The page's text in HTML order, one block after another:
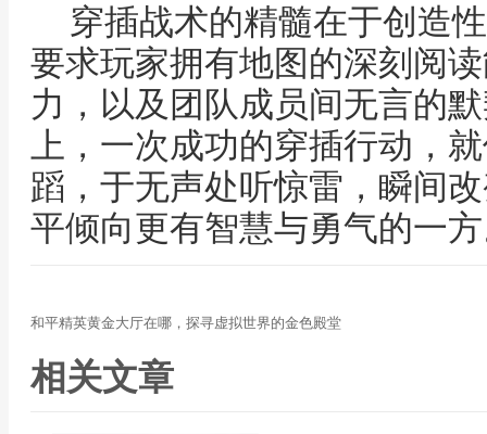
穿插战术的精髓在于创造
要求玩家拥有地图的深刻阅
力，以及团队成员间无言的
上，一次成功的穿插行动，
蹈，于无声处听惊雷，瞬间
平倾向更有智慧与勇气的一
和平精英黄金大厅在哪，探寻虚拟世界的金色殿堂
相关文章